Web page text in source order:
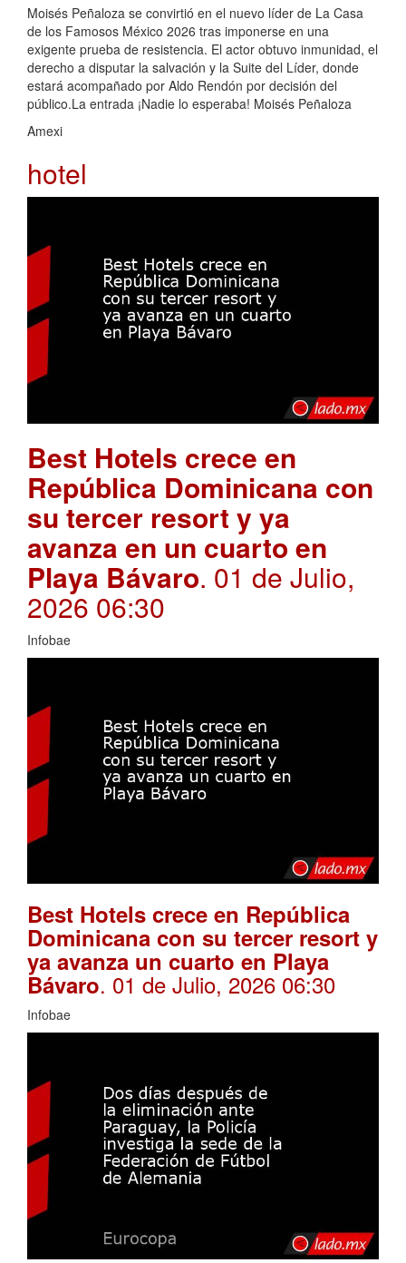
Moisés Peñaloza se convirtió en el nuevo líder de La Casa
de los Famosos México 2026 tras imponerse en una
exigente prueba de resistencia. El actor obtuvo inmunidad, el
derecho a disputar la salvación y la Suite del Líder, donde
estará acompañado por Aldo Rendón por decisión del
público.La entrada ¡Nadie lo esperaba! Moisés Peñaloza
Amexi
hotel
Best Hotels crece en
República Dominicana con
su tercer resort y ya
avanza en un cuarto en
Playa Bávaro. 01 de Julio,
2026 06:30
Infobae
Best Hotels crece en República
Dominicana con su tercer resort y
ya avanza un cuarto en Playa
Bávaro. 01 de Julio, 2026 06:30
Infobae